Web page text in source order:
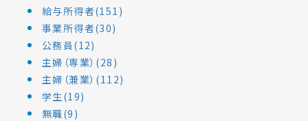
給与所得者(151)
事業所得者(30)
公務員(12)
主婦（専業）(28)
主婦（兼業）(112)
学生(19)
無職(9)